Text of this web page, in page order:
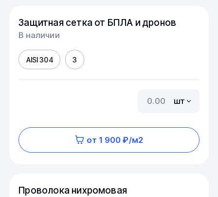
Защитная сетка от БПЛА и дронов
В наличии
AISI 304 3
шт
от 1 900 ₽/м2
Проволока нихромовая